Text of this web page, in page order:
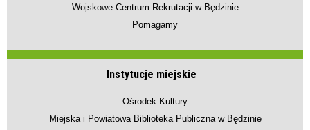
Wojskowe Centrum Rekrutacji w Będzinie
Pomagamy
Instytucje miejskie
Ośrodek Kultury
Miejska i Powiatowa Biblioteka Publiczna w Będzinie